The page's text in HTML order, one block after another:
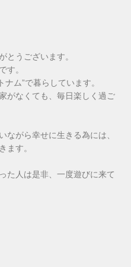
とうございます。
す。
ム”で暮らしています。
がなくても、毎日楽しく過ご
ながら幸せに生きる為には、
ます。
た人は是非、一度遊びに来て